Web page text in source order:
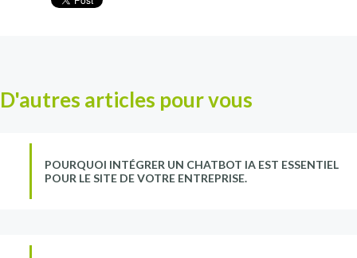
D'autres articles pour vous
POURQUOI INTÉGRER UN CHATBOT IA EST ESSENTIEL
POUR LE SITE DE VOTRE ENTREPRISE.